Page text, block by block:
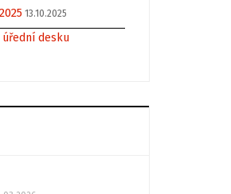
13.10.2025
desku